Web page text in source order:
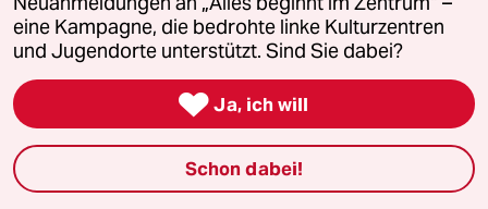
Sport
Berlin
Nord
Wahrheit
eine Kampagne, die bedrohte linke Kulturzentren
und Jugendorte unterstützt. Sind Sie dabei?
 Ja, ich will
Schon dabei!